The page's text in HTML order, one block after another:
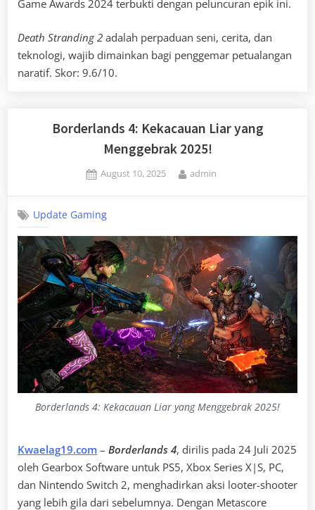
Game Awards 2024 terbukti dengan peluncuran epik ini.
Death Stranding 2 adalah perpaduan seni, cerita, dan
teknologi, wajib dimainkan bagi penggemar petualangan
naratif. Skor: 9.6/10.
Borderlands 4: Kekacauan Liar yang
Menggebrak 2025!
Posted
August 10, 2025 By
admin
Update Gaming
Borderlands 4: Kekacauan Liar yang Menggebrak 2025!
Kwaelag19.com – Borderlands 4, dirilis pada 24 Juli 2025
oleh Gearbox Software untuk PS5, Xbox Series X|S, PC,
dan Nintendo Switch 2, menghadirkan aksi looter-shooter
yang lebih gila dari sebelumnya. Dengan Metascore